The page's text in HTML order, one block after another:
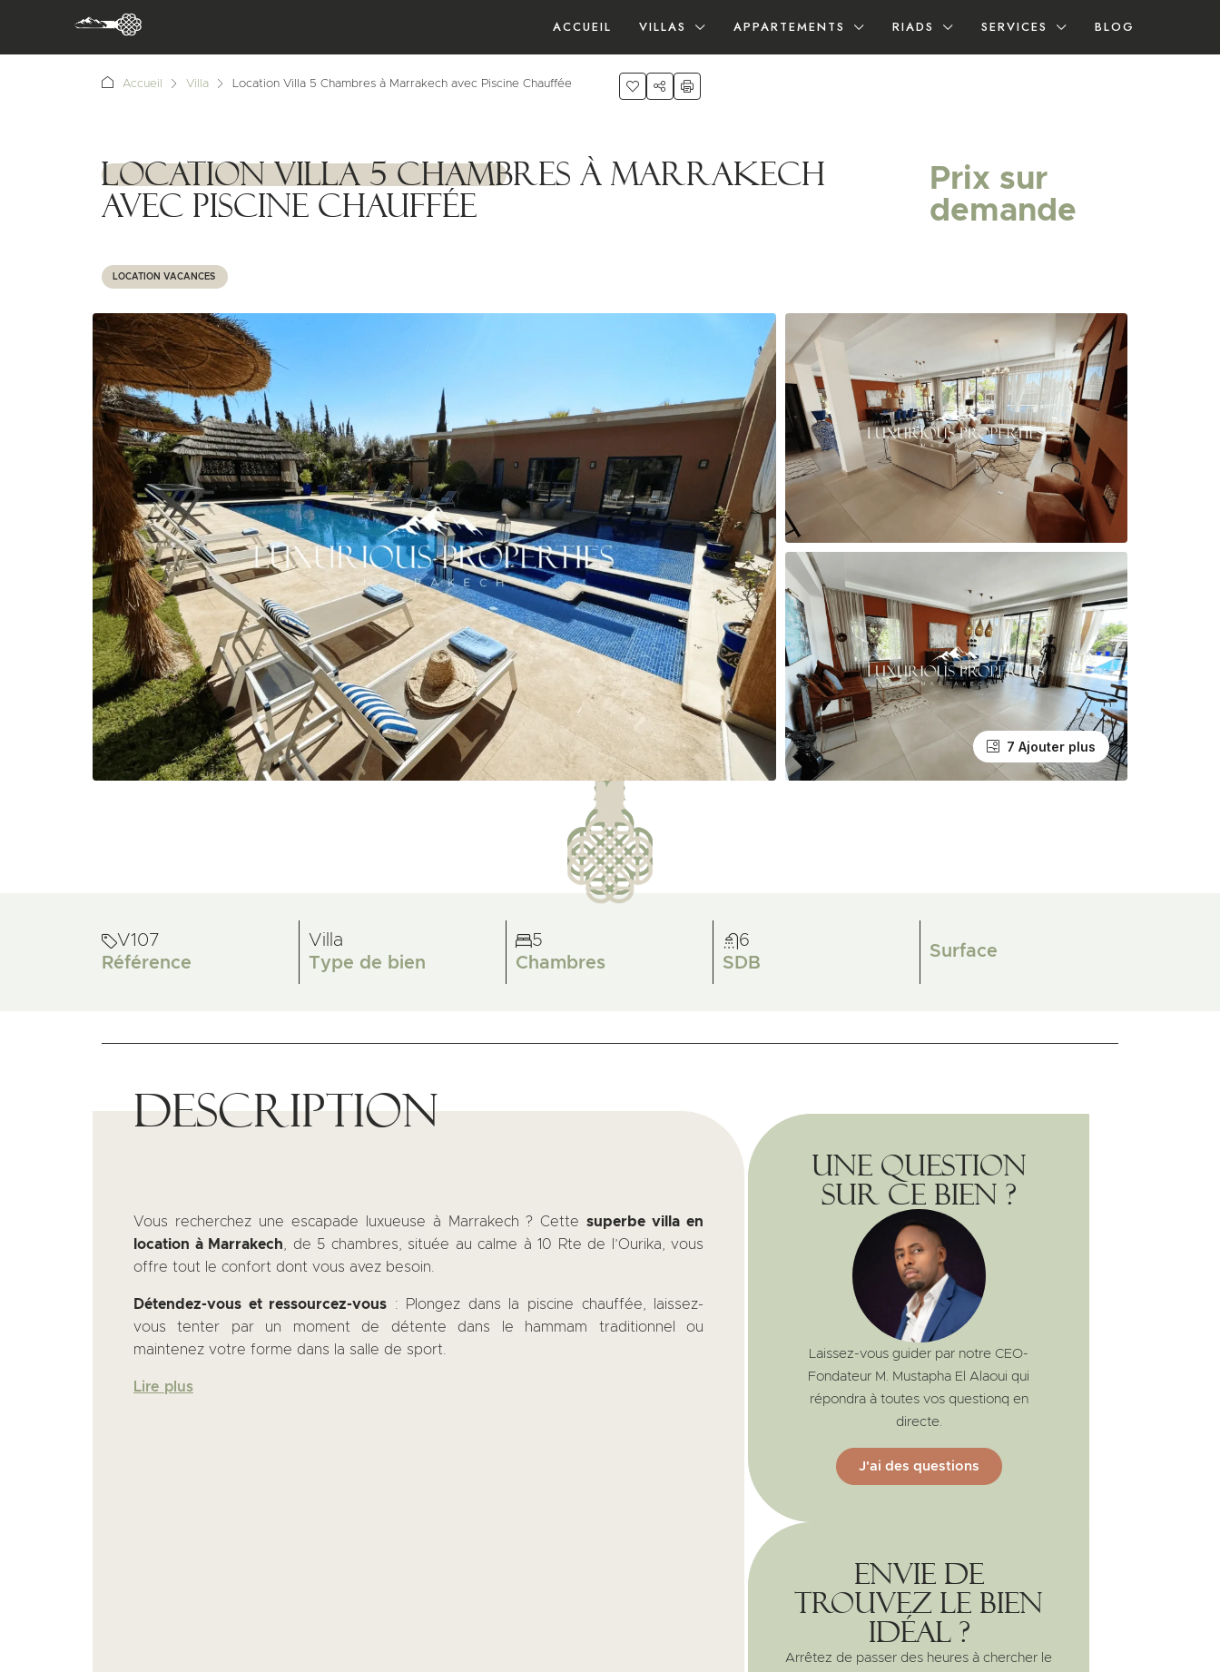
ACCUEIL VILLAS APPARTEMENTS RIADS SERVICES BLOG
Accueil Villa Location Villa 5 Chambres à Marrakech avec Piscine Chauffée
1111111
Location Villa 5 Chambres à Marrakech
avec Piscine Chauffée
Prix sur
demande
LOCATION VACANCES
7 Ajouter plus
V107
Référence
Villa
Type de bien
5
Chambres
6
SDB
Surface
Description
Vous recherchez une escapade luxueuse à Marrakech ? Cettesuperbe villa en
location à Marrakech , de 5 chambres, située au calme à 10 Rte de l’Ourika, vous
offre tout le confort dont vous avez besoin.
Détendez-vous et ressourcez-vous : Plongez dans la piscine chauffée, laissez-
vous tenter par un moment de détente dans le hammam traditionnel ou
maintenez votre forme dans la salle de sport.
Lire plus
Envie de
trouvez le bien
idéal ?
Arrêtez de passer des heures à chercher le
Une question
sur ce bien ?
Laissez-vous guider par notre CEO-
Fondateur M. Mustapha El Alaoui qui
répondra à toutes vos questionq en
directe.
J'ai des questions